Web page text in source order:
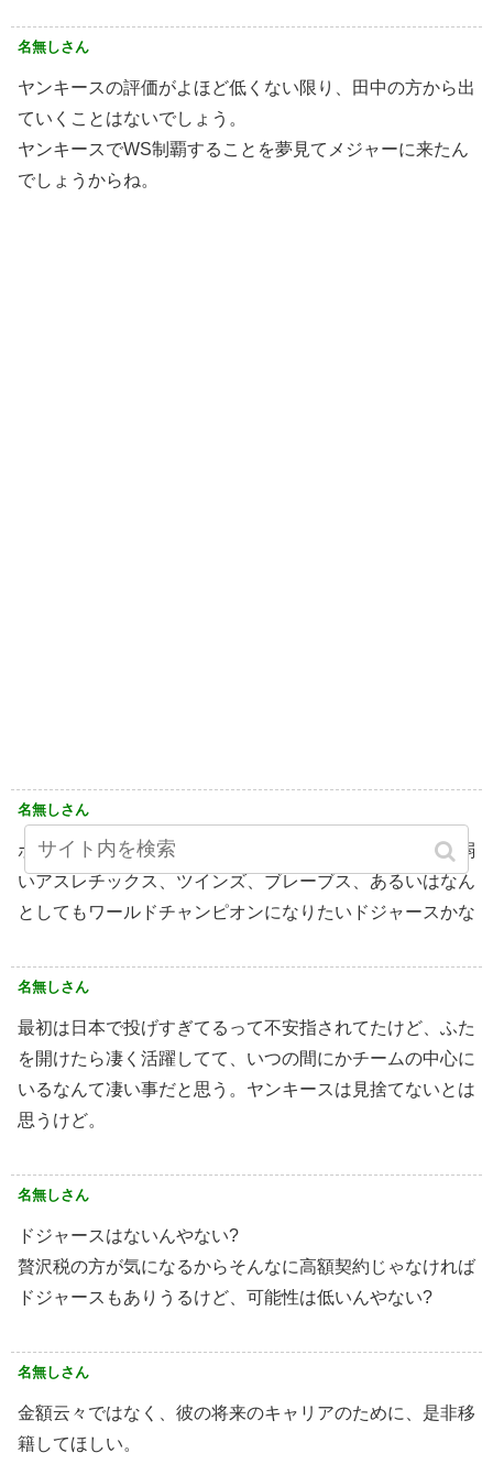
名無しさん
ヤンキースの評価がよほど低くない限り、田中の方から出
ていくことはないでしょう。
ヤンキースでWS制覇することを夢見てメジャーに来たん
でしょうからね。
名無しさん
ポストシーズンに滅法強いからもし移籍するならそこで弱
いアスレチックス、ツインズ、ブレーブス、あるいはなん
としてもワールドチャンピオンになりたいドジャースかな
名無しさん
最初は日本で投げすぎてるって不安指されてたけど、ふた
を開けたら凄く活躍してて、いつの間にかチームの中心に
いるなんて凄い事だと思う。ヤンキースは見捨てないとは
思うけど。
名無しさん
ドジャースはないんやない?
贅沢税の方が気になるからそんなに高額契約じゃなければ
ドジャースもありうるけど、可能性は低いんやない?
名無しさん
金額云々ではなく、彼の将来のキャリアのために、是非移
籍してほしい。